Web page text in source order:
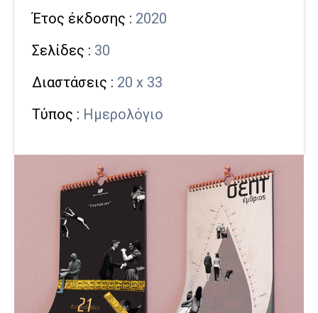
Έτος έκδοσης : 2020
Σελίδες : 30
Διαστάσεις : 20 x 33
Τύπος : Ημερολόγιο